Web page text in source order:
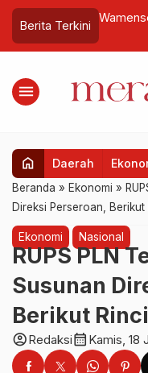
Berita Terkini
Siap Kerja
menu
home Daerah
Beranda » Ekonomi »
Direksi Perseroan, Berikut
Ekonomi Nasional
RUPS PLN
Susunan
Berikut
account_circleRedaksicalendar_month Kamis, 18